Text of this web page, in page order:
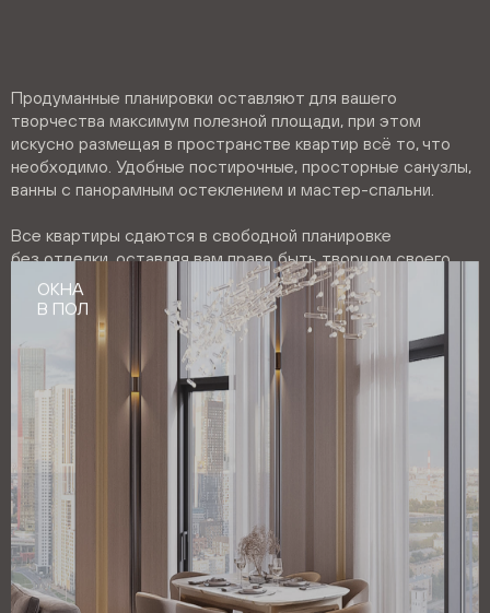
Продуманные планировки оставляют для вашего
творчества максимум полезной площади, при этом
искусно размещая в пространстве квартир всё то, что
необходимо. Удобные постирочные, просторные санузлы,
ванны с панорамным остеклением и мастер-спальни.
Все квартиры сдаются в свободной планировке
без отделки, оставляя вам право быть творцом своего
собственного аутентичного интерьера.
ОКНА
В ПОЛ
ГАРДЕРОБНАЯ